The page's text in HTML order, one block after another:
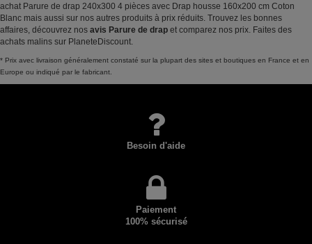
achat Parure de drap 240x300 4 pièces avec Drap housse 160x200 cm Coton
Blanc mais aussi sur nos autres produits à prix réduits. Trouvez les bonnes
affaires, découvrez nos avis Parure de drap et comparez nos prix. Faites des
achats malins sur PlaneteDiscount.
* Prix avec livraison généralement constaté sur la plupart des sites et boutiques en France et en
Europe ou indiqué par le fabricant.
Besoin d'aide
Paiement
100% sécurisé